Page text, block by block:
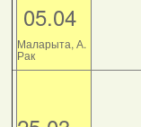
05.04
Маларыта, А.
Рак